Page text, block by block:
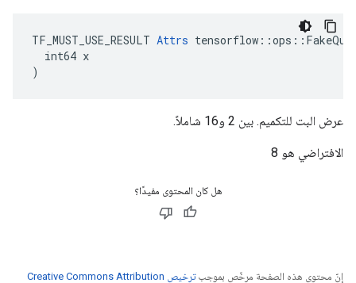
TF_MUST_USE_RESULT Attrs
  int64 x
)
عرض البت للتكميم. بين 2 و16 شاملاً.
الافتراضي هو 8
هل كان المحتوى مفيدًا؟
إنّ محتوى هذه الصفحة مرخّص بموجب
ترخيص Creative Commons Attribution